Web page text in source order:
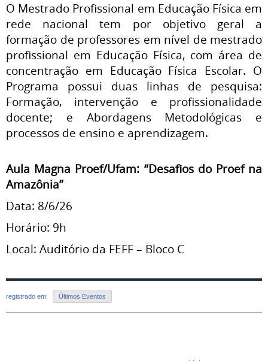
O Mestrado Profissional em Educação Física em
rede nacional tem por objetivo geral a
formação de professores em nível de mestrado
profissional em Educação Física, com área de
concentração em Educação Física Escolar. O
Programa possui duas linhas de pesquisa:
Formação, intervenção e profissionalidade
docente; e Abordagens Metodológicas e
processos de ensino e aprendizagem.
Aula Magna Proef/Ufam: “Desafios do Proef na
Amazônia”
Data: 8/6/26
Horário: 9h
Local: Auditório da FEFF – Bloco C
registrado em: Últimos Eventos